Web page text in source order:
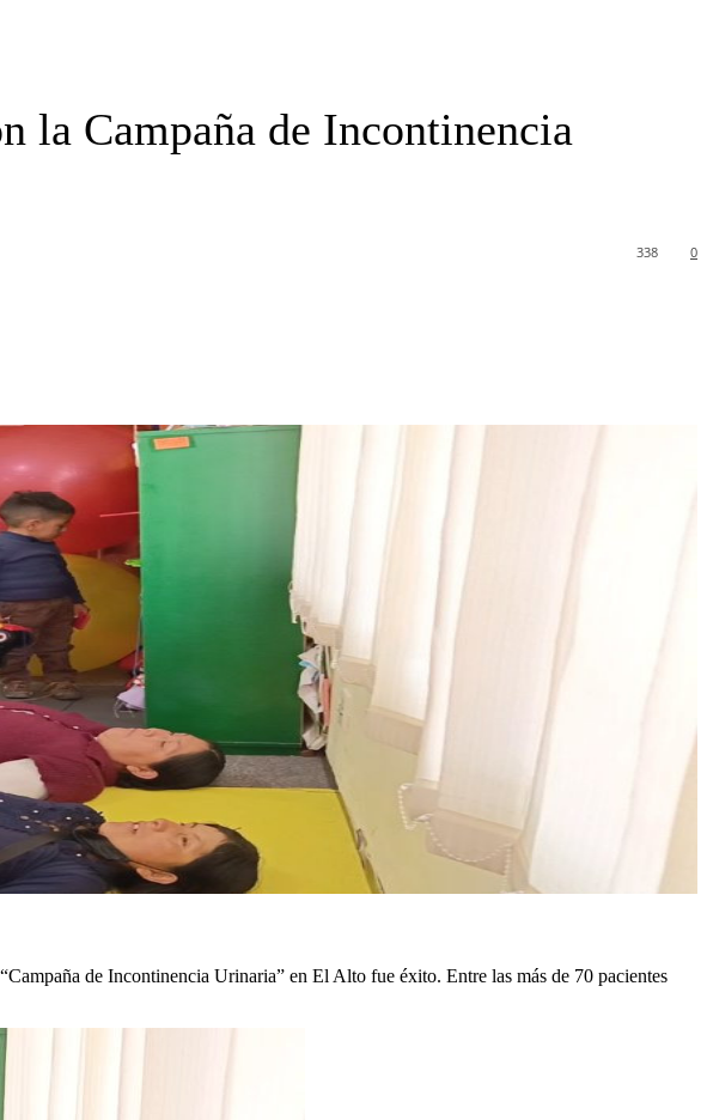
la Campaña de Incontinencia
0
338
de Incontinencia Urinaria” en El Alto fue éxito. Entre las más de 70 pacientes